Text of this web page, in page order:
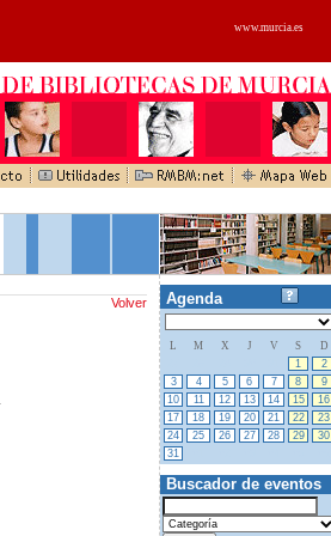
www.murcia.es
Volver Agenda
L M X J V S
D
1
2
3
4 5 6 7 8
9
10
11 12 13 14 15
16
17
18 19 20 21 22
23
24
25 26 27 28 29
30
31
Buscador de eventos